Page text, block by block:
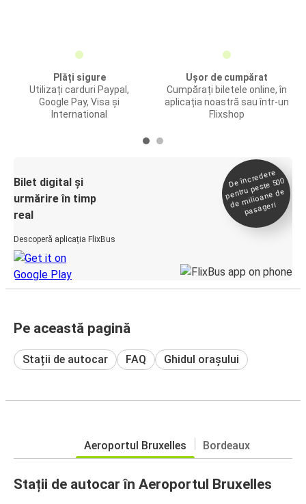
Plăți sigure
Utilizați carduri Paypal,
Google Pay, Visa și
International
Ușor de cumpărat
Cumpărați biletele online, în
aplicația noastră sau într-un
Flixshop
Bilet digital și
urmărire în timp
real
Descoperă aplicația FlixBus
De încredere
pentru peste 500
de
milioane de
pasageri
Pe această pagină
Stații de autocar FAQ Ghidul orașului
Aeroportul Bruxelles Bordeaux
Stații de autocar în Aeroportul Bruxelles